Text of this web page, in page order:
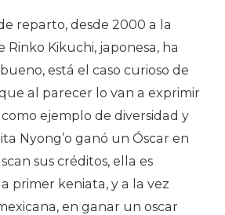
reparto, desde 2000 a la
Rinko Kikuchi, japonesa, ha
está el caso curioso de
al parecer lo van a exprimir
ejemplo de diversidad y
Nyong’o ganó un Óscar en
sus créditos, ella es
primer keniata, y a la vez
en ganar un oscar